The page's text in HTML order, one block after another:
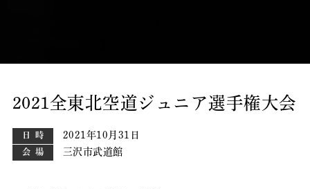
2021全東北空道ジュニア選手権大会
日時 2021年10月31日
会場 三沢市武道館